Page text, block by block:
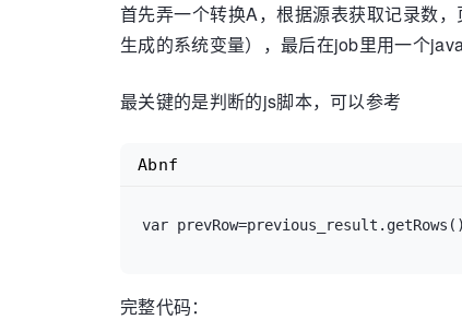
首先弄一个转换A，根据源表获取记录数
生成的系统变量），最后在job里用一个
最关键的是判断的js脚本，可以参考
var prevRow=previous_result.getRows()
Abnf
完整代码：